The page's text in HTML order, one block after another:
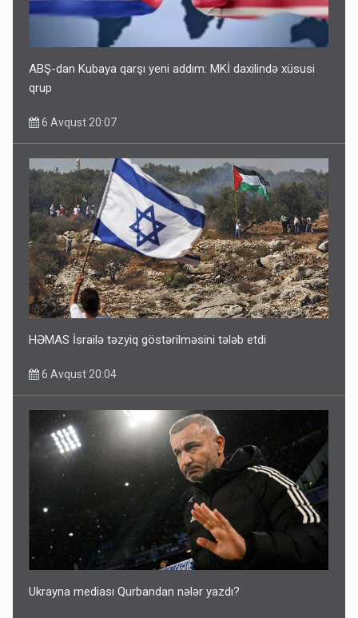
ABŞ-dan Kubaya qarşı yeni addım: MKİ daxilində xüsusi
qrup
6 Avqust 20:07
HƏMAS İsrailə təzyiq göstərilməsini tələb etdi
6 Avqust 20:04
Ukrayna mediası Qurbandan nələr yazdı?